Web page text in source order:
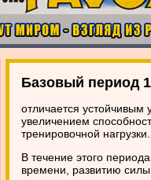
Базовый период 1
отличается
увеличением
тренировочной нагрузки.
В течение этого
времени, развитию силы